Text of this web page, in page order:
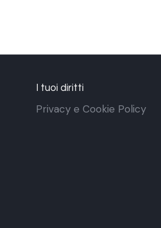
I tuoi diritti
Privacy e Cookie Policy